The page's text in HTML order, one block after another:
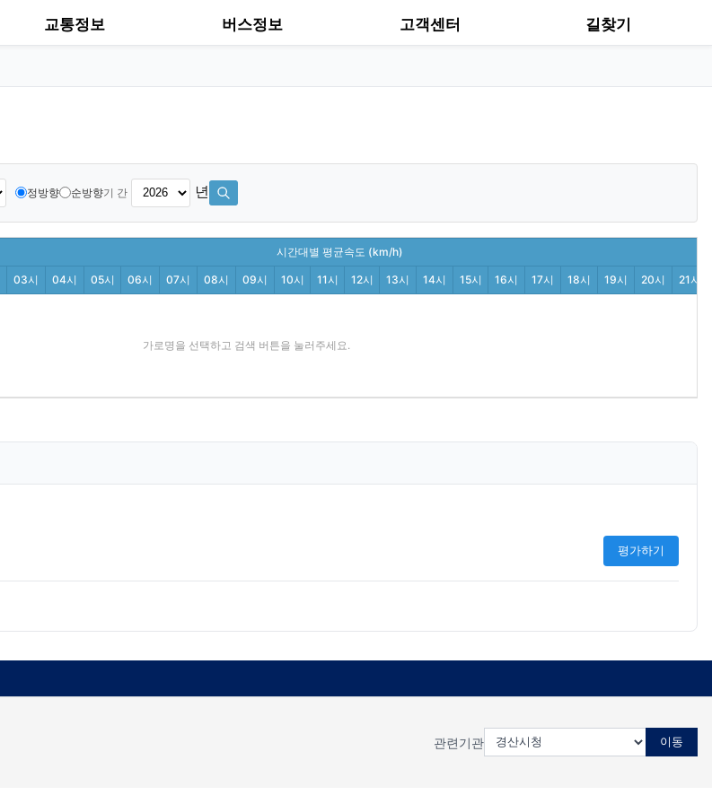
교통정보 버스정보 고객센터 길찾기
정방향 순방향기 간 년
시간대별 평균속도 (km/h)
03시 04시 05시 06시 07시 08시 09시 10시 11시 12시 13시 14시 15시 16시 17시 18시 19시 20시 21시
가로명을 선택하고 검색 버튼을 눌러주세요.
평가하기
관련기관 이동